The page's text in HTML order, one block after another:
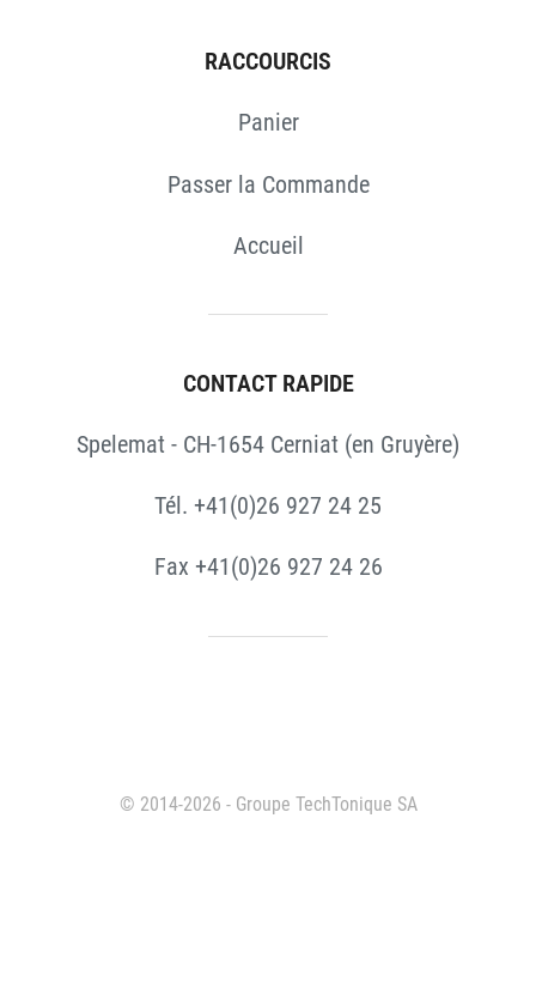
RACCOURCIS
Panier
Passer la Commande
Accueil
CONTACT RAPIDE
Spelemat - CH-1654 Cerniat (en Gruyère)
Tél. +41(0)26 927 24 25
Fax +41(0)26 927 24 26
© 2014-2026 - Groupe TechTonique SA